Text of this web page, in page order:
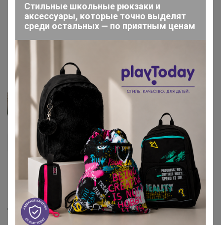
Главная
Nata-sha
Виртуоз СП
218 20 454 7
На сайте 6 часов назад
День рождения 13 октября
Красноярск
Стильные школьные рюкзаки и
аксессуары, которые точно выделят
среди остальных — по приятным ценам